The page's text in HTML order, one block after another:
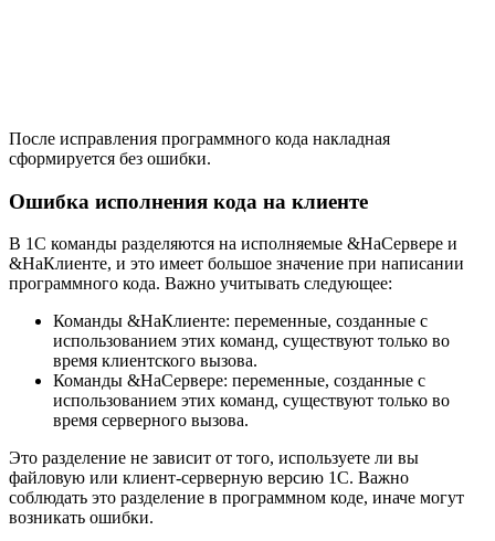
После исправления программного кода накладная
сформируется без ошибки.
Ошибка исполнения кода на клиенте
В 1С команды разделяются на исполняемые &НаСервере и
&НаКлиенте, и это имеет большое значение при написании
программного кода. Важно учитывать следующее:
Команды &НаКлиенте: переменные, созданные с
использованием этих команд, существуют только во
время клиентского вызова.
Команды &НаСервере: переменные, созданные с
использованием этих команд, существуют только во
время серверного вызова.
Это разделение не зависит от того, используете ли вы
файловую или клиент-серверную версию 1С. Важно
соблюдать это разделение в программном коде, иначе могут
возникать ошибки.